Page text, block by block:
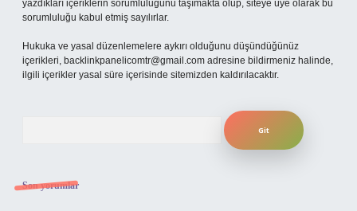
yazdıkları içeriklerin sorumluluğunu taşımakta olup, siteye üye olarak bu
sorumluluğu kabul etmiş sayılırlar.
Hukuka ve yasal düzenlemelere aykırı olduğunu düşündüğünüz
içerikleri, backlinkpanelicomtr@gmail.com adresine bildirmeniz halinde,
ilgili içerikler yasal süre içerisinde sitemizden kaldırılacaktır.
Son yorumlar